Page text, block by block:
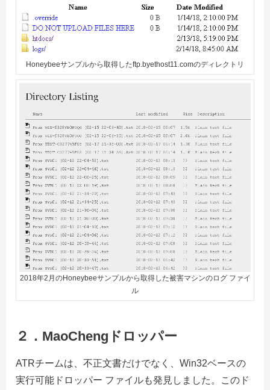
Honeybeeサンプルから取得したftp.byethost11.comのディレクトリ
2018年2月のHoneybeeサンプルから取得した被害マシンのログ ファイ
ル
２．MaoCheng ドロッパー
ATRチームは、不正文書だけでなく、Win32ベースの
実行可能ドロッパー ファイルも発見しました。このド